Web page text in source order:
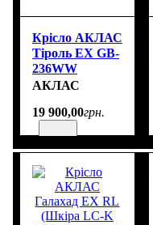
Крісло АКЛАС
Тіроль EX GB-
236WW
(Шкіра LC-F
Код: 00163344
АКЛАС
19 900,00грн.